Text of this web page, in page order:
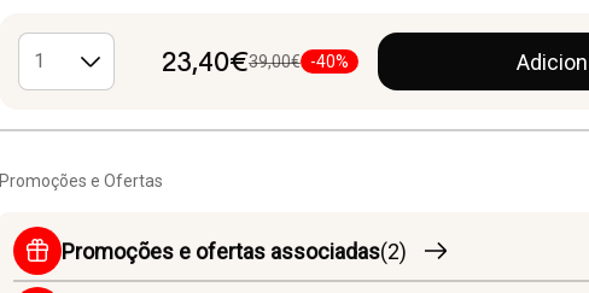
23,40€39,00€ -40%
Promoções e Ofertas
Promoções e ofertas associadas(2)